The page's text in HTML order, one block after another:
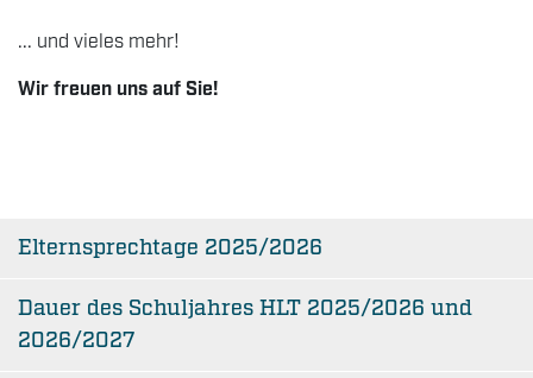
... und vieles mehr!
Wir freuen uns auf Sie!
Elternsprechtage 2025/2026
Dauer des Schuljahres HLT 2025/2026 und
2026/2027